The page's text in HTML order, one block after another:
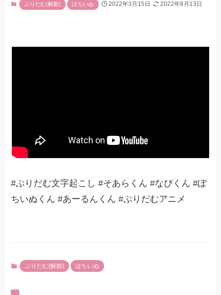
ぷりだむ(解散) ぽちいぬ 2022年3月15日 2022年8月13日
#ぷりだむ文字起こし #そあらくん #なぴくん #ぽ
ちいぬくん #あーるんくん #ぷりだむアニメ
ぷりだむ(解散) ぽちいぬ